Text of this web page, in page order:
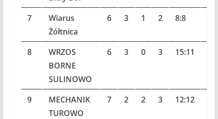
7
Wiarus
Żółtnica
6 3 1 2 8:8
8
WRZOS
BORNE
SULINOWO
6 3 0 3 15:11
9
MECHANIK
TUROWO
7 2 2 3 12:12